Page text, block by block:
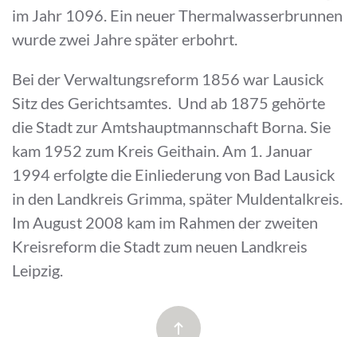
im Jahr 1096. Ein neuer Thermalwasserbrunnen
wurde zwei Jahre später erbohrt.
Bei der Verwaltungsreform 1856 war Lausick
Sitz des Gerichtsamtes. Und ab 1875 gehörte
die Stadt zur Amtshauptmannschaft Borna. Sie
kam 1952 zum Kreis Geithain. Am 1. Januar
1994 erfolgte die Einliederung von Bad Lausick
in den Landkreis Grimma, später Muldentalkreis.
Im August 2008 kam im Rahmen der zweiten
Kreisreform die Stadt zum neuen Landkreis
Leipzig.